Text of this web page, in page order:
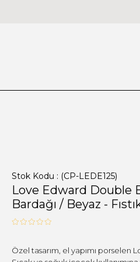
Stok Kodu (CP-LEDE125)
Love Edward Double
Bardağı / Beyaz -
Özel tasarım, el yapımı